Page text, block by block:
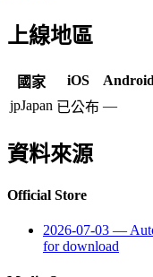
上線地區
國家 iOS Android
jpJapan 已公布 —
資料來源
Official Store
2026-07-03 —
for download